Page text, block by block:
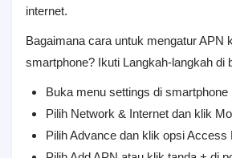
internet.
Bagaimana cara untuk mengatur APN
smartphone? Ikuti Langkah-langkah di
Buka menu settings di smartphone
Pilih Network & Internet dan klik
Pilih Advance dan klik opsi Access